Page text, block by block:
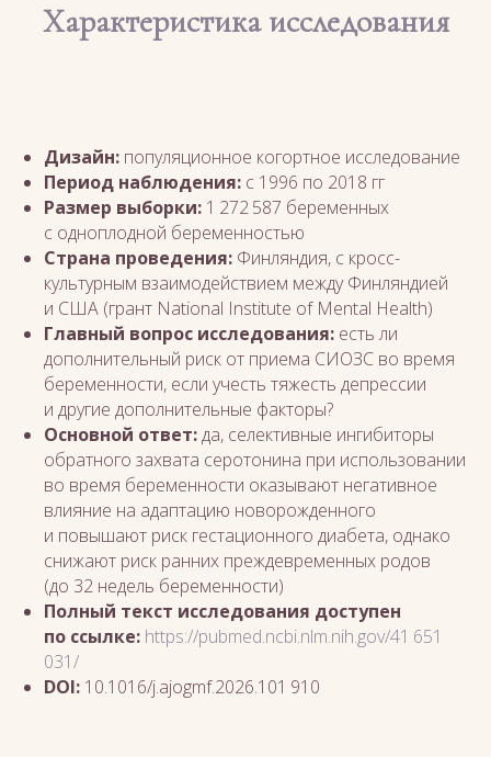
Характеристика исследования
Дизайн: популяционное когортное исследование
Период наблюдения: с 1996 по 2018 гг
Размер выборки: 1 272 587 беременных
с одноплодной беременностью
Страна проведения: Финляндия, с кросс-
культурным взаимодействием между Финляндией
и США (грант National Institute of Mental Health)
Главный вопрос исследования: есть ли
дополнительный риск от приема СИОЗС во время
беременности, если учесть тяжесть депрессии
и другие дополнительные факторы?
Основной ответ:да, селективные ингибиторы
обратного захвата серотонина при использовании
во время беременности оказывают негативное
влияние на адаптацию новорожденного
и повышают риск гестационного диабета, однако
снижают риск ранних преждевременных родов
(до 32 недель беременности)
Полный текст исследования доступен
по ссылке: https://pubmed.ncbi.nlm.nih.gov/41 651
031/
DOI: 10.1016/j.ajogmf.2026.101 910